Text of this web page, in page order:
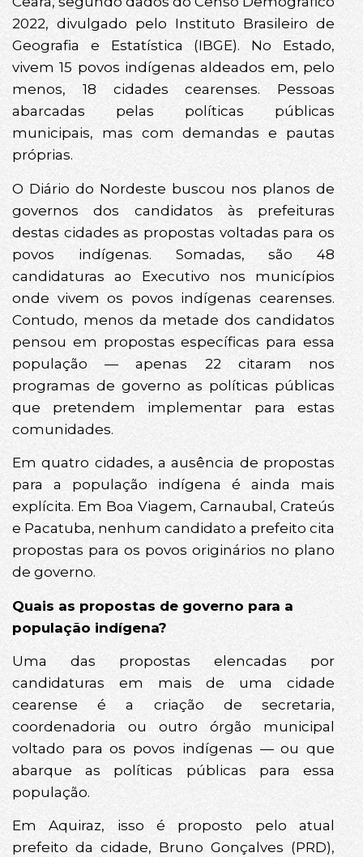
2022, divulgado pelo Instituto Brasileiro de
Geografia e Estatística (IBGE). No Estado,
vivem 15 povos indígenas aldeados em, pelo
menos, 18 cidades cearenses. Pessoas
abarcadas pelas políticas públicas
municipais, mas com demandas e pautas
próprias.
O Diário do Nordeste buscou nos planos de
governos dos candidatos às prefeituras
destas cidades as propostas voltadas para os
povos indígenas. Somadas, são 48
candidaturas ao Executivo nos municípios
onde vivem os povos indígenas cearenses.
Contudo, menos da metade dos candidatos
pensou em propostas específicas para essa
população — apenas 22 citaram nos
programas de governo as políticas públicas
que pretendem implementar para estas
comunidades.
Em quatro cidades, a ausência de propostas
para a população indígena é ainda mais
explícita. Em Boa Viagem, Carnaubal, Crateús
e Pacatuba, nenhum candidato a prefeito cita
propostas para os povos originários no plano
de governo.
Quais as propostas de governo para a
população indígena?
Uma das propostas elencadas por
candidaturas em mais de uma cidade
cearense é a criação de secretaria,
coordenadoria ou outro órgão municipal
voltado para os povos indígenas — ou que
abarque as políticas públicas para essa
população.
Em Aquiraz, isso é proposto pelo atual
prefeito da cidade, Bruno Gonçalves (PRD),